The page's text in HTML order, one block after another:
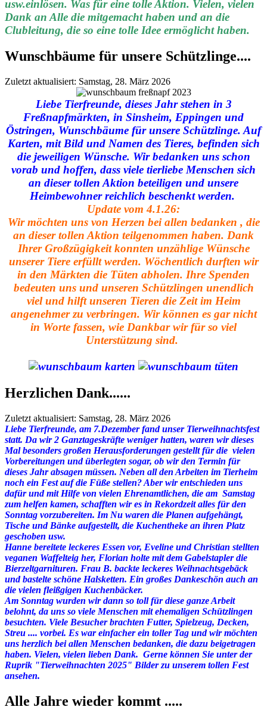
usw.einlösen. Was für eine tolle Aktion. Vielen, vielen
Dank an Alle die mitgemacht haben und an die
Clubleitung, die so eine tolle Idee ermöglicht haben.
Wunschbäume für unsere Schützlinge....
Zuletzt aktualisiert: Samstag, 28. März 2026
Liebe Tierfreunde, dieses Jahr stehen in 3
Freßnapfmärkten, in Sinsheim, Eppingen und
Östringen, Wunschbäume für unsere Schützlinge. Auf
Karten, mit Bild und Namen des Tieres, befinden sich
die jeweiligen Wünsche. Wir bedanken uns schon
vorab und hoffen, dass viele tierliebe Menschen sich
an dieser tollen Aktion beteiligen und unsere
Heimbewohner reichlich beschenkt werden.
Update vom 4.1.26:
Wir möchten uns von Herzen bei allen bedanken , die
an dieser tollen Aktion teilgenommen haben. Dank
Ihrer Großzügigkeit konnten unzählige Wünsche
unserer Tiere erfüllt werden. Wöchentlich durften wir
in den Märkten die Tüten abholen. Ihre Spenden
bedeuten uns und unseren Schützlingen unendlich
viel und hilft unseren Tieren die Zeit im Heim
angenehmer zu verbringen. Wir können es gar nicht
in Worte fassen, wie Dankbar wir für so viel
Unterstützung sind.
Herzlichen Dank......
Zuletzt aktualisiert: Samstag, 28. März 2026
Liebe Tierfreunde, am 7.Dezember fand unser Tierweihnachtsfest
statt. Da wir 2 Ganztageskräfte weniger hatten, waren wir dieses
Mal besonders großen Herausforderungen gestellt für die vielen
Vorbereitungen und überlegten sogar, ob wir den Termin für
dieses Jahr absagen müssen. Neben all den Arbeiten im Tierheim
noch ein Fest auf die Füße stellen? Aber wir entschieden uns
dafür und mit Hilfe von vielen Ehrenamtlichen, die am Samstag
zum helfen kamen, schafften wir es in Rekordzeit alles für den
Sonntag vorzubereiten. Im Nu waren die Planen aufgehängt,
Tische und Bänke aufgestellt, die Kuchentheke an ihren Platz
geschoben usw.
Hanne bereitete leckeres Essen vor, Eveline und Christian stellten
veganen Waffelteig her, Florian holte mit dem Gabelstapler die
Bierzeltgarnituren. Frau B. backte leckeres Weihnachtsgebäck
und bastelte schöne Halsketten. Ein großes Dankeschön auch an
die vielen fleißgigen Kuchenbäcker.
Am Sonntag wurden wir dann so toll für diese ganze Arbeit
belohnt, da uns so viele Menschen mit ehemaligen Schützlingen
besuchten. Viele Besucher brachten Futter, Spielzeug, Decken,
Streu .... vorbei. Es war einfacher ein toller Tag und wir möchten
uns herzlich bei allen Menschen bedanken, die dazu beigetragen
haben. Vielen, vielen lieben Dank. Gerne können Sie unter der
Ruprik "Tierweihnachten 2025" Bilder zu unserem tollen Fest
ansehen.
Alle Jahre wieder kommt .....